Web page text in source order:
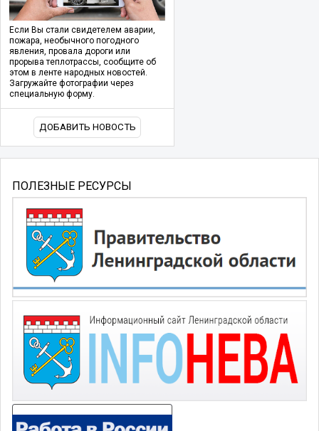
Если Вы стали свидетелем аварии,
пожара, необычного погодного
явления, провала дороги или
прорыва теплотрассы, сообщите об
этом в ленте народных новостей.
Загружайте фотографии через
специальную форму.
ДОБАВИТЬ НОВОСТЬ
ПОЛЕЗНЫЕ РЕСУРСЫ